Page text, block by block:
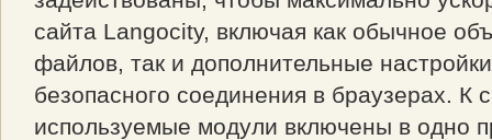
сайта Langocity, включая как обычное
файлов, так и дополнительные
безопасного соединения в браузерах. К
используемые модули включены в одно